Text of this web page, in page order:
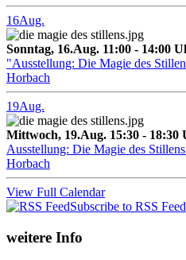
16Aug.
Sonntag, 16.Aug. 11:00 - 14:00
"Ausstellung: Die Magie des
Horbach
19Aug.
Mittwoch, 19.Aug. 15:30 - 18:30
Ausstellung: Die Magie des
Horbach
View Full Calendar
Subscribe to RSS Feed
weitere Info